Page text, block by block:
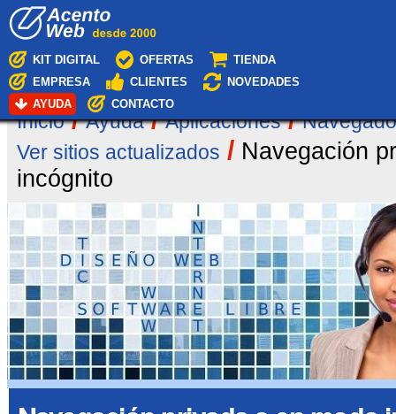
KIT DIGITAL OFERTAS
TIENDA
EMPRESA
CLIENTES
NOVEDADES
AYUDA
CONTACTO
Inicio /Ayuda /Aplicaciones /
Ver sitios actualizados / Navegación
incógnito